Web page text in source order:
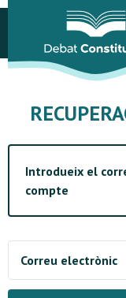
Introdueix el
compte
Correu electrònic